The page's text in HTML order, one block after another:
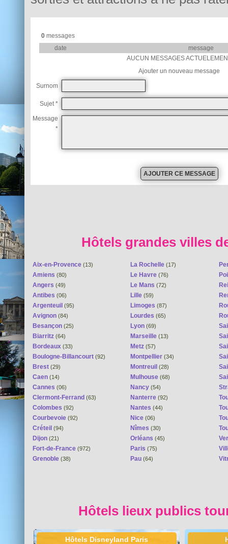
0messages
date
message
AUCUN MESSAGES
Ajouter un nouveau message
Surnom
Sujet *
Message
*
Hôtels grandes villes
Aix-en-Provence (13)
Amiens (80)
Angers (49)
Antibes (06)
Argenteuil (95)
Avignon (84)
Besançon (25)
Biarritz (64)
Bordeaux (33)
Boulogne-Billancourt (92)
Brest (29)
Caen (14)
Cannes (06)
Clermont-Ferrand (63)
Colombes (92)
Courbevoie (92)
Créteil (94)
Dijon (21)
Fort-de-France (972)
Grenoble (38)
La Rochelle (17)
Le Havre (76)
Le Mans (72)
Lille (59)
Limoges (87)
Lourdes (65)
Lyon (69)
Marseille (13)
Metz (57)
Montpellier (34)
Montreuil (28)
Mulhouse (68)
Nancy (54)
Nanterre (92)
Nantes (44)
Nice (06)
Nîmes (30)
Orléans (45)
Paris (75)
Pau (64)
Hôtels lieux publics
Hôtels Disneyland Paris